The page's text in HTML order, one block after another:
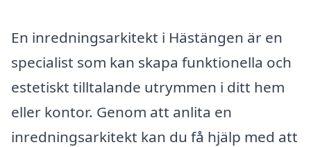
En inredningsarkitekt i Hästängen är en
specialist som kan skapa funktionella och
estetiskt tilltalande utrymmen i ditt hem
eller kontor. Genom att anlita en
inredningsarkitekt kan du få hjälp med att